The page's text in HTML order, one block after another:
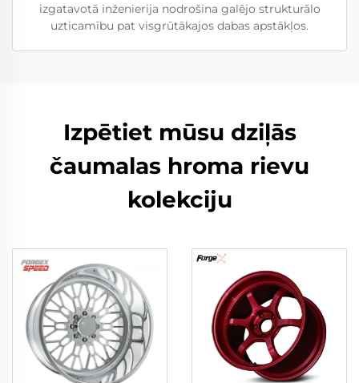
izgatavotā inženierija nodrošina galējo strukturālo
uzticamību pat visgrūtākajos dabas apstākļos.
Izpētiet mūsu dziļās
čaumalas hroma rievu
kolekciju